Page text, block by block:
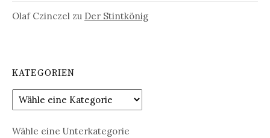
Olaf Czinczel zu Der Stintkönig
KATEGORIEN
Wähle eine Unterkategorie